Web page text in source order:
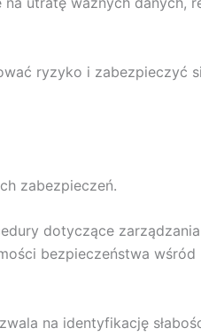
ryzyko i zabezpieczyć
zabezpieczeń.
dotyczące
bezpieczeństwa wśród
na identyfikację